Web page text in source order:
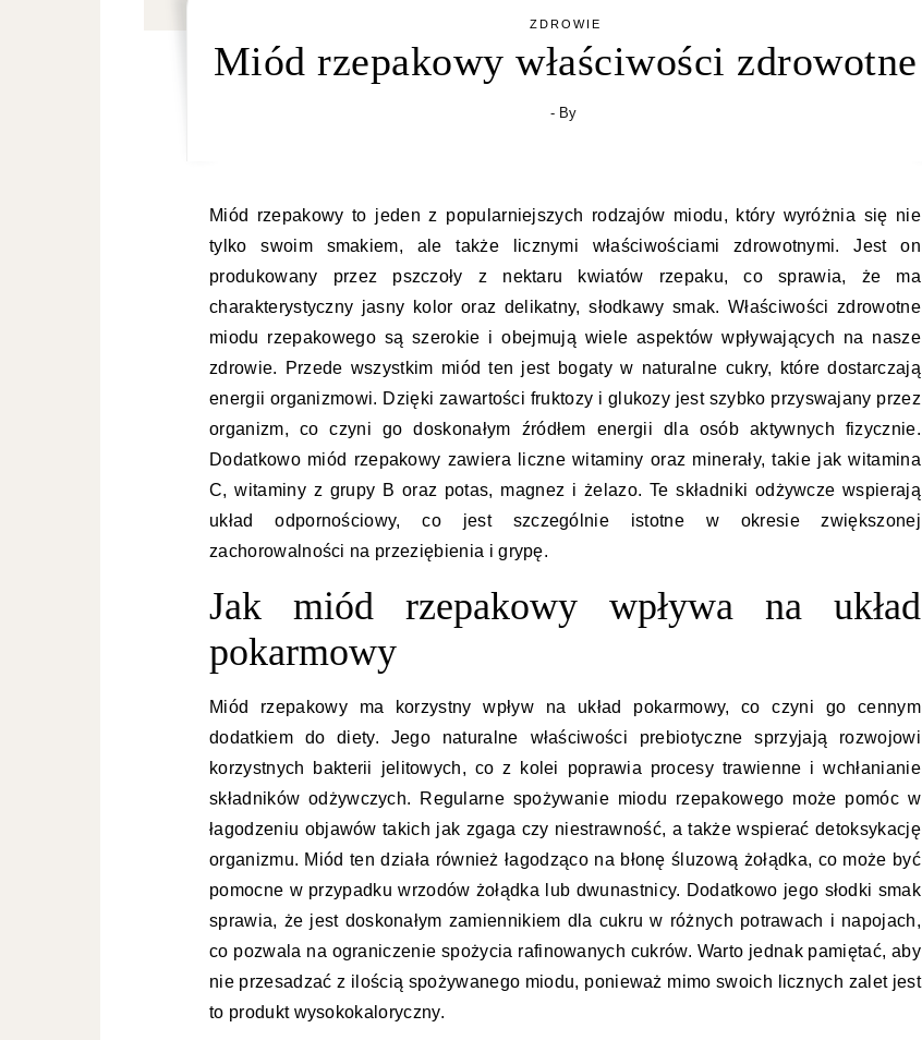
ZDROWIE
Miód rzepakowy właściwości zdrowotne
- By
Miód rzepakowy to jeden z popularniejszych rodzajów miodu, który wyróżnia się nie
tylko swoim smakiem, ale także licznymi właściwościami zdrowotnymi. Jest on
produkowany przez pszczoły z nektaru kwiatów rzepaku, co sprawia, że ma
charakterystyczny jasny kolor oraz delikatny, słodkawy smak. Właściwości zdrowotne
miodu rzepakowego są szerokie i obejmują wiele aspektów wpływających na nasze
zdrowie. Przede wszystkim miód ten jest bogaty w naturalne cukry, które dostarczają
energii organizmowi. Dzięki zawartości fruktozy i glukozy jest szybko przyswajany przez
organizm, co czyni go doskonałym źródłem energii dla osób aktywnych fizycznie.
Dodatkowo miód rzepakowy zawiera liczne witaminy oraz minerały, takie jak witamina
C, witaminy z grupy B oraz potas, magnez i żelazo. Te składniki odżywcze wspierają
układ odpornościowy, co jest szczególnie istotne w okresie zwiększonej
zachorowalności na przeziębienia i grypę.
Jak miód rzepakowy wpływa na układ
pokarmowy
Miód rzepakowy ma korzystny wpływ na układ pokarmowy, co czyni go cennym
dodatkiem do diety. Jego naturalne właściwości prebiotyczne sprzyjają rozwojowi
korzystnych bakterii jelitowych, co z kolei poprawia procesy trawienne i wchłanianie
składników odżywczych. Regularne spożywanie miodu rzepakowego może pomóc w
łagodzeniu objawów takich jak zgaga czy niestrawność, a także wspierać detoksykację
organizmu. Miód ten działa również łagodząco na błonę śluzową żołądka, co może być
pomocne w przypadku wrzodów żołądka lub dwunastnicy. Dodatkowo jego słodki smak
sprawia, że jest doskonałym zamiennikiem dla cukru w różnych potrawach i napojach,
co pozwala na ograniczenie spożycia rafinowanych cukrów. Warto jednak pamiętać, aby
nie przesadzać z ilością spożywanego miodu, ponieważ mimo swoich licznych zalet jest
to produkt wysokokaloryczny.